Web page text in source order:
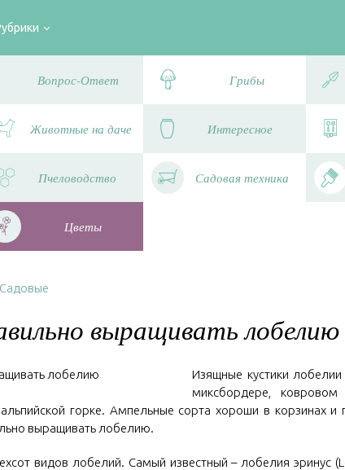
Вопрос-Ответ Грибы
Животные на даче Интересное
Пчеловодство Садовая техника
Цветы
Садовые
выращивать лобелию
Изящные кустики
миксбордере, ковровом
йской горке. Ампельные сорта хороши в корзинах и
выращивать лобелию.
видов лобелий. Самый известный – лобелия эринус